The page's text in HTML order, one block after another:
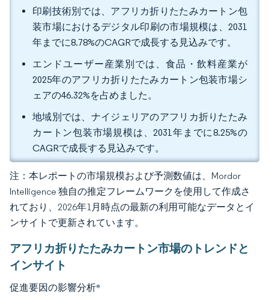
印刷技術別では、アフリカ折りたたみカートン包
装市場におけるデジタル印刷の市場規模は、2031
年までに8.78%のCAGRで成長する見込みです。
エンドユーザー産業別では、食品・飲料産業が
2025年のアフリカ折りたたみカートン包装市場シ
ェアの46.32%を占めました。
地域別では、ナイジェリアのアフリカ折りたたみ
カートン包装市場規模は、2031年までに8.25%の
CAGRで成長する見込みです。
注：本レポートの市場規模および予測数値は、Mordor
Intelligence 独自の推定フレームワークを使用して作成さ
れており、2026年1月時点の最新の利用可能なデータとイ
ンサイトで更新されています。
アフリカ折りたたみカートン市場のトレンドと
インサイト
促進要因の影響分析*